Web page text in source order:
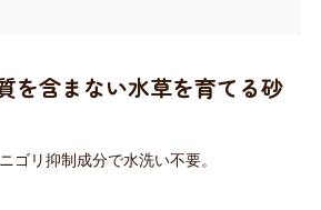
を含まない水草を育てる砂
ゴリ抑制成分で水洗い不要。